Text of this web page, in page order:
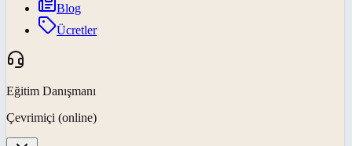
Blog
Ücretler
Eğitim Danışmanı
Çevrimiçi (online)